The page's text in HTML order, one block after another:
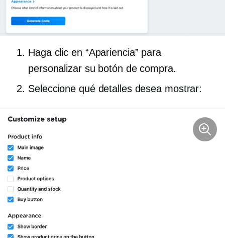
Haga clic en “Apariencia” para
personalizar su botón de compra.
Seleccione qué detalles desea mostrar: